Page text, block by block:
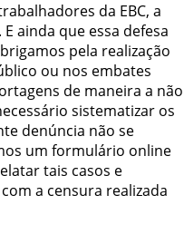
da EBC, a
ainda que essa defesa
pela realização
ou nos embates
de maneira a não
sistematizar os
denúncia não se
um formulário online
tais casos e
a censura realizada